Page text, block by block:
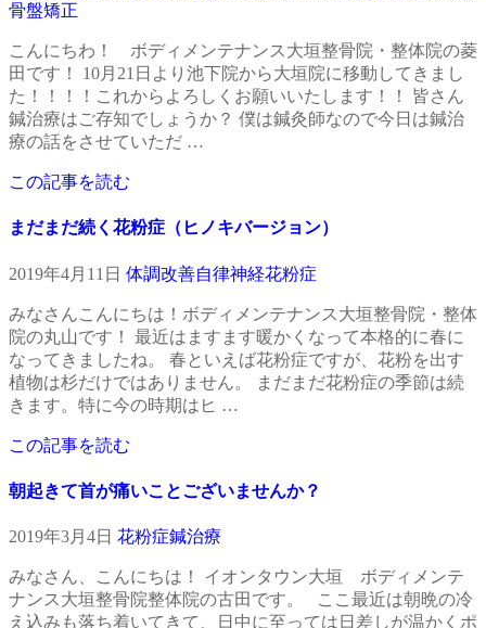
骨盤矯正
こんにちわ！ ボディメンテナンス大垣整骨院・整体院の菱
田です！ 10月21日より池下院から大垣院に移動してきまし
た！！！！これからよろしくお願いいたします！！ 皆さん
鍼治療はご存知でしょうか？ 僕は鍼灸師なので今日は鍼治
療の話をさせていただ …
この記事を読む
まだまだ続く花粉症（ヒノキバージョン）
2019年4月11日 体調改善自律神経花粉症
みなさんこんにちは！ボディメンテナンス大垣整骨院・整体
院の丸山です！ 最近はますます暖かくなって本格的に春に
なってきましたね。 春といえば花粉症ですが、花粉を出す
植物は杉だけではありません。 まだまだ花粉症の季節は続
きます。特に今の時期はヒ …
この記事を読む
朝起きて首が痛いことございませんか？
2019年3月4日 花粉症鍼治療
みなさん、こんにちは！ イオンタウン大垣 ボディメンテ
ナンス大垣整骨院整体院の古田です。 ここ最近は朝晩の冷
え込みも落ち着いてきて、日中に至っては日差しが温かくポ